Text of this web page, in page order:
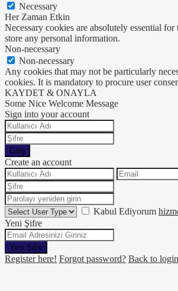
Necessary
Her Zaman Etkin
Necessary cookies are absolutely essential
store any personal information.
Non-necessary
Non-necessary
Any cookies that may not be particularly
cookies. It is mandatory to procure user
KAYDET & ONAYLA
Some Nice Welcome Message
Sign into your account
Giriş
Create an account
Kabul Ediyorum
Yeni Şifre
Yeni Şifre
Register here! Forgot password? Back to login